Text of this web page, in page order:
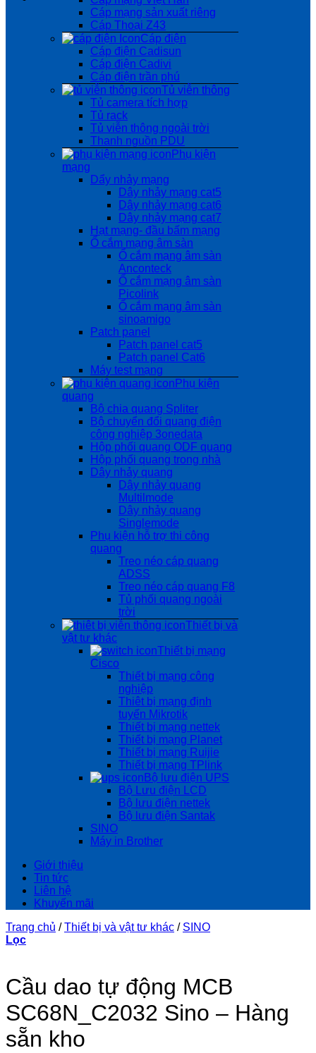
Cáp mạng sản xuất riêng
Cáp Thoại Z43
Cáp điện
Cáp điện Cadisun
Cáp điện Cadivi
Cáp điện trần phú
Tủ viễn thông
Tủ camera tích hợp
Tủ rack
Tủ viễn thông ngoài trời
Thanh nguồn PDU
Phụ kiện
mạng
Dẩy nhảy mạng
Dây nhảy mạng cat5
Dây nhảy mạng cat6
Dây nhảy mạng cat7
Hạt mạng- đầu bấm mạng
Ổ cắm mạng âm sàn
Ổ cắm mạng âm sàn
Anconteck
Ổ cắm mạng âm sàn
Picolink
Ổ cắm mạng âm sàn
sinoamigo
Patch panel
Patch panel cat5
Patch panel Cat6
Máy test mạng
Phụ kiện
quang
Bộ chia quang Spliter
Bộ chuyển đổi quang điện
công nghiệp 3onedata
Hộp phối quang ODF quang
Hộp phối quang trong nhà
Dây nhảy quang
Dây nhảy quang
Multilmode
Dây nhảy quang
Singlemode
Phụ kiện hỗ trợ thi công
quang
Treo néo cáp quang
ADSS
Treo néo cáp quang F8
Tủ phối quang ngoài
trời
Thiết bị và
vật tư khác
Thiết bị mạng
Cisco
Thiết bị mạng công
nghiệp
Thiêt bị mạng định
tuyến Mikrotik
Thiết bị mạng nettek
Thiết bị mạng Planet
Thiết bị mạng Ruijie
Thiết bị mạng TPlink
Bộ lưu điện UPS
Bộ Lưu điện LCD
Bộ lưu điện nettek
Bộ lưu điện Santak
SINO
Máy in Brother
Giới thiệu
Tin tức
Liên hệ
Khuyến mãi
Trang chủ / Thiết bị và vật tư khác / SINO
Lọc
Cầu dao tự động MCB
SC68N_C2032 Sino – Hàng
sẵn kho